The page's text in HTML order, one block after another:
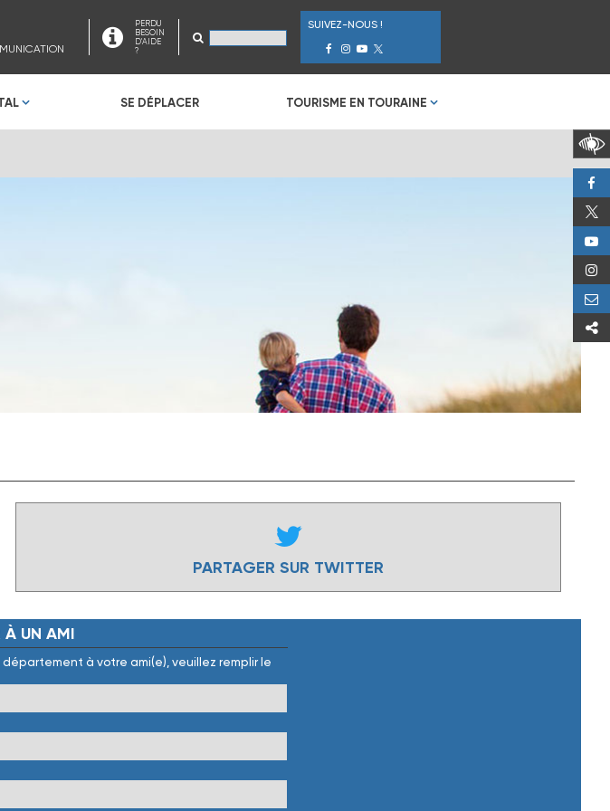
PERDU
BESOIN
D'AIDE
?
SUIVEZ-NOUS !
SE DÉPLACER TOURISME EN TOURAINE
PARTAGER SUR TWITTER
À UN AMI
à votre ami(e), veuillez remplir le